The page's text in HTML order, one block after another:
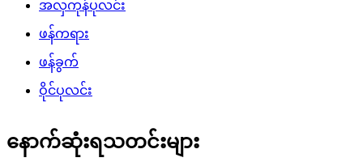
အလှကုန်ပုလင်း
ဖန်ကရား
ဖန်ခွက်
ဝိုင်ပုလင်း
နောက်ဆုံးရသတင်းများ